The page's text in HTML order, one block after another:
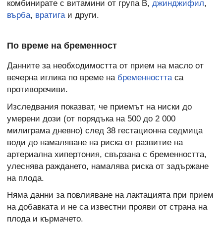
комбинирате с витамини от група В, джинджифил,
върба, вратигаи други.
По време на бременност
Данните за необходимостта от прием на масло от
вечерна иглика по време на бременносттаса
противоречиви.
Изследвания показват, че приемът на ниски до
умерени дози (от порядъка на 500 до 2 000
милиграма дневно) след 38 гестационна седмица
води до намаляване на риска от развитие на
артериална хипертония, свързана с бременността,
улеснява раждането, намалява риска от задържане
на плода.
Няма данни за повлияване на лактацията при прием
на добавката и не са известни прояви от страна на
плода и кърмачето.